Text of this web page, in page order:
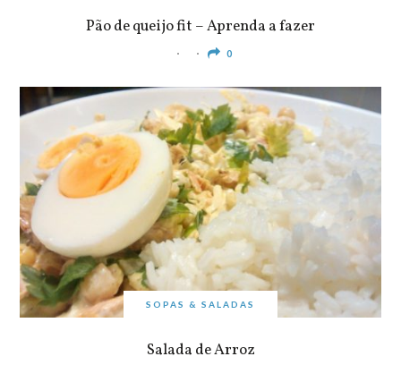
Pão de queijo fit – Aprenda a fazer
0
SOPAS & SALADAS
Salada de Arroz